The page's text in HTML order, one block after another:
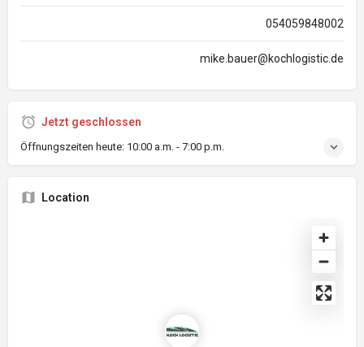
054059848002
mike.bauer@kochlogistic.de
Jetzt geschlossen
Öffnungszeiten heute: 10:00 a.m. - 7:00 p.m.
Location